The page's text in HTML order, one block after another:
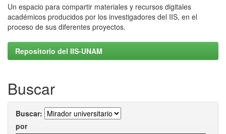
Un espacio para compartir materiales y recursos digitales
académicos producidos por los investigadores del IIS, en el
proceso de sus diferentes proyectos.
Repositorio del IIS-UNAM
Buscar
Buscar:
por